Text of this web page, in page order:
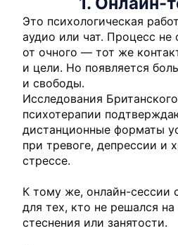
Это психологическая
аудио или чат. Процесс не
от очного — тот же
и цели. Но появляется
и свободы.
Исследования
психотерапии
дистанционные форматы
при тревоге, депрессии и
стрессе.
К тому же, онлайн-сессии
для тех, кто не решался
стеснения или занятости.